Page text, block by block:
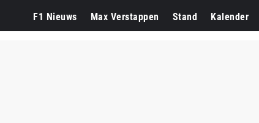
F1 Nieuws Max Verstappen Stand Kalender
F1 Dutch Grand Prix Lewis Hamilton